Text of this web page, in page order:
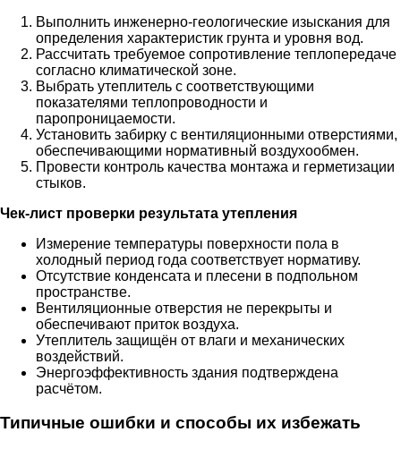
Выполнить инженерно-геологические изыскания для
определения характеристик грунта и уровня вод.
Рассчитать требуемое сопротивление теплопередаче
согласно климатической зоне.
Выбрать утеплитель с соответствующими
показателями теплопроводности и
паропроницаемости.
Установить забирку с вентиляционными отверстиями,
обеспечивающими нормативный воздухообмен.
Провести контроль качества монтажа и герметизации
стыков.
Чек-лист проверки результата утепления
Измерение температуры поверхности пола в
холодный период года соответствует нормативу.
Отсутствие конденсата и плесени в подпольном
пространстве.
Вентиляционные отверстия не перекрыты и
обеспечивают приток воздуха.
Утеплитель защищён от влаги и механических
воздействий.
Энергоэффективность здания подтверждена
расчётом.
Типичные ошибки и способы их избежать